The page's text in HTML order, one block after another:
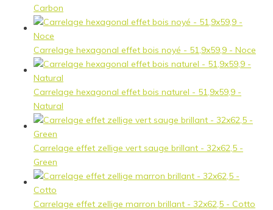
Carbon
Carrelage hexagonal effet bois noyé - 51,9x59,9 - Noce
Carrelage hexagonal effet bois naturel - 51,9x59,9 -
Natural
Carrelage effet zellige vert sauge brillant - 32x62,5 -
Green
Carrelage effet zellige marron brillant - 32x62,5 - Cotto